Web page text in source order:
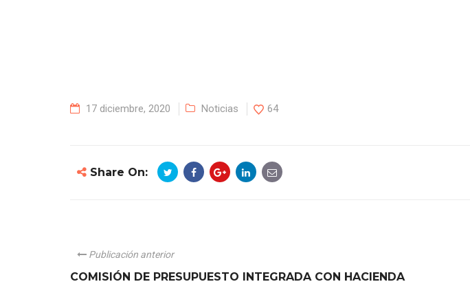
17 diciembre, 2020 Noticias 64
Share On:
Publicación anterior
COMISIÓN DE PRESUPUESTO INTEGRADA CON HACIENDA